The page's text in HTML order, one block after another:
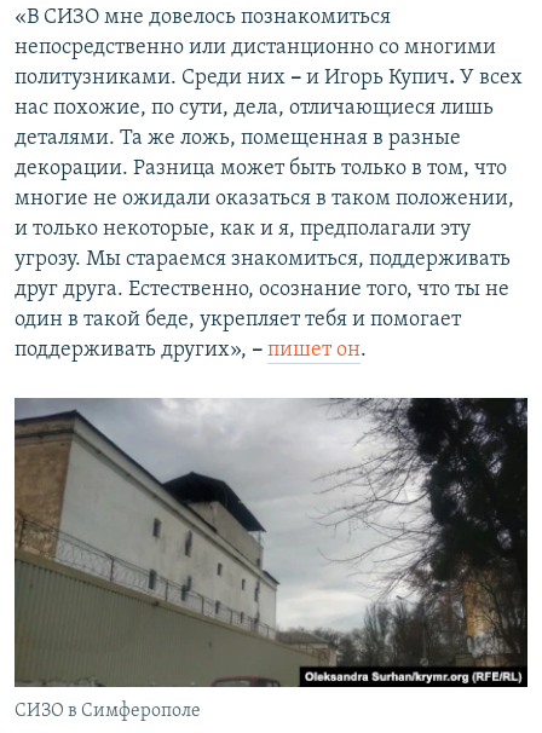
«В СИЗО мне довелось познакомиться
непосредственно или дистанционно со многими
политузниками. Среди них – и Игорь Купич. У всех
нас похожие, по сути, дела, отличающиеся лишь
деталями. Та же ложь, помещенная в разные
декорации. Разница может быть только в том, что
многие не ожидали оказаться в таком положении,
и только некоторые, как и я, предполагали эту
угрозу. Мы стараемся знакомиться, поддерживать
друг друга. Естественно, осознание того, что ты не
один в такой беде, укрепляет тебя и помогает
поддерживать других», – пишет он.
СИЗО в Симферополе